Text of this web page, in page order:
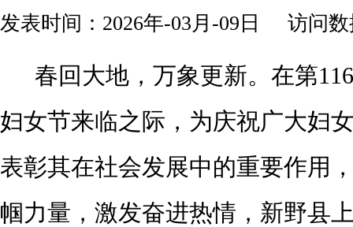
发表时间：2026年-03月-09日 访问数
春回大地，万象更新。在第116
妇女节来临之际，为庆祝广大妇
表彰其在社会发展中的重要作用
帼力量，激发奋进热情，新野县